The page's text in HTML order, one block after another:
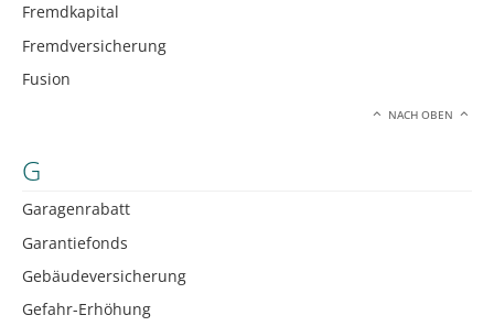
Fremdkapital
Fremdversicherung
Fusion
NACH OBEN
G
Garagenrabatt
Garantiefonds
Gebäudeversicherung
Gefahr-Erhöhung